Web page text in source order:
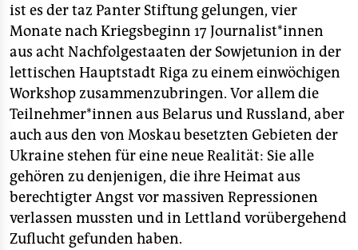
ist es der taz Panter Stiftung gelungen, vier
Monate nach Kriegsbeginn 17 Jour­na­lis­t*in­nen
aus acht Nachfolgestaaten der Sowjetunion in der
lettischen Hauptstadt Riga zu einem einwöchigen
Workshop zusammenzubringen. Vor allem die
Teil­neh­me­r*in­nen aus Belarus und Russland, aber
auch aus den von Moskau besetzten Gebieten der
Ukraine stehen für eine neue Realität: Sie alle
gehören zu denjenigen, die ihre Heimat aus
berechtigter Angst vor massiven Repressionen
verlassen mussten und in Lettland vorübergehend
Zuflucht gefunden haben.